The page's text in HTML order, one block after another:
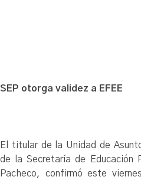
SEP otorga validez a EFEE
El titular de la Unidad de
de la Secretaría de Educación
Pacheco, confirmó este